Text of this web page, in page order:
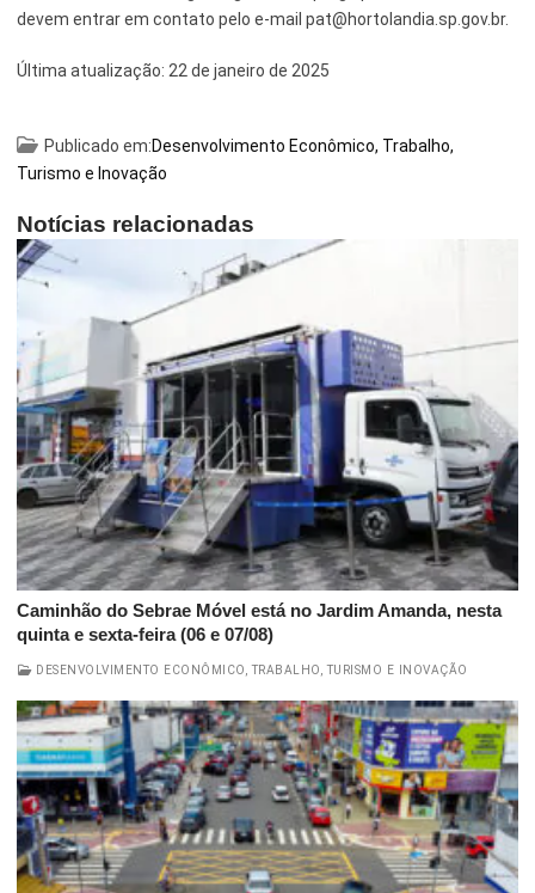
devem entrar em contato pelo e-mail pat@hortolandia.sp.gov.br.
Última atualização: 22 de janeiro de 2025
Publicado em:Desenvolvimento Econômico, Trabalho,
Turismo e Inovação
Notícias relacionadas
Caminhão do Sebrae Móvel está no Jardim Amanda, nesta
quinta e sexta-feira (06 e 07/08)
DESENVOLVIMENTO ECONÔMICO, TRABALHO, TURISMO E INOVAÇÃO